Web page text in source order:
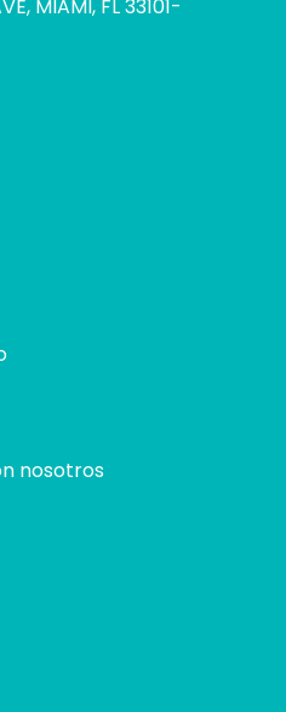
MIAMI, FL 33101-
nosotros